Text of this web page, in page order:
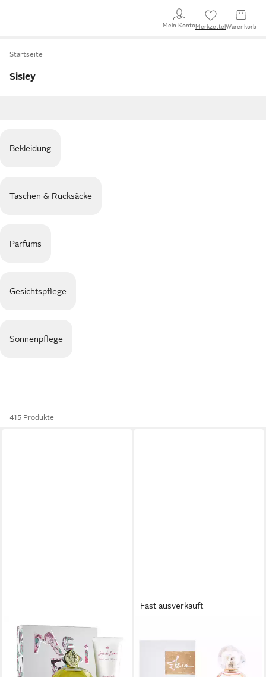
Mein KontoMerkzettel Warenkorb
Startseite
Sisley
Bekleidung
Taschen & Rucksäcke
Parfums
Gesichtspflege
Sonnenpflege
415 Produkte
SISLEY
Duft-Set Sisley Soir De Lune
EDP 30ml + Body Cream
50ml
Fast ausverkauft
Eau de Parfum Izia Eau de
Parfum Spray
ab 63,00 €